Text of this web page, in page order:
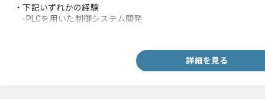
・下記いずれかの経験
-PLCを用いた制御システム開発
詳細を見る